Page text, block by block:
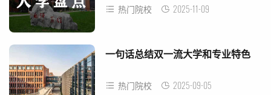
热门院校 2025-11-09
一句话总结双一流大学和专业特色
热门院校 2025-09-05